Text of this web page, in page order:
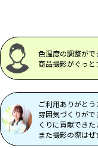
色温度の調整がで
商品撮影がぐっと
ご利用ありがと
雰囲気づくりが
くりに貢献できた
また撮影の際は